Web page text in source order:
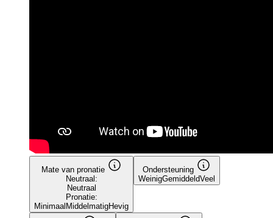
Mate van pronatie
Neutraal:
Neutraal
Pronatie:
MinimaalMiddelmatigHevig
Ondersteuning
WeinigGemiddeldVeel